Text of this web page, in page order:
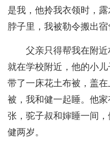
是我，他拎我衣领时，
脖子里，我被勒令搬出宿
父亲只得帮我在附
就在学校附近，他的小
带了一床花土布被，盖
被，我和健一起睡。他
张，驼子叔和婶睡一间
健两岁。